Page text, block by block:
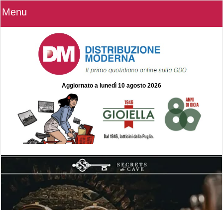
Menu
Aggiornato a lunedì 10 agosto 2026